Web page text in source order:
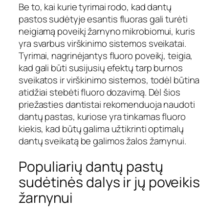
Be to, kai kurie tyrimai rodo, kad dantų
pastos sudėtyje esantis fluoras gali turėti
neigiamą poveikį žarnyno mikrobiomui, kuris
yra svarbus virškinimo sistemos sveikatai.
Tyrimai, nagrinėjantys fluoro poveikį, teigia,
kad gali būti susijusių efektų tarp burnos
sveikatos ir virškinimo sistemos, todėl būtina
atidžiai stebėti fluoro dozavimą. Dėl šios
priežasties dantistai rekomenduoja naudoti
dantų pastas, kuriose yra tinkamas fluoro
kiekis, kad būtų galima užtikrinti optimalų
dantų sveikatą be galimos žalos žarnynui.
Populiarių dantų pastų
sudėtinės dalys ir jų poveikis
žarnynui